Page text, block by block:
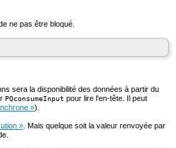
ne pas être bloqué.
sera la disponibilité des données à partir du
PQconsumeInput pour lire l'en-tête. Il peut
»).
» . Mais quelque soit la valeur renvoyée par